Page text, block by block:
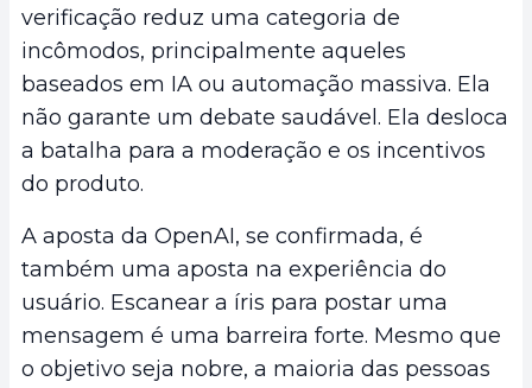
verificação reduz uma categoria de
incômodos, principalmente aqueles
baseados em IA ou automação massiva. Ela
não garante um debate saudável. Ela desloca
a batalha para a moderação e os incentivos
do produto.
A aposta da OpenAI, se confirmada, é
também uma aposta na experiência do
usuário. Escanear a íris para postar uma
mensagem é uma barreira forte. Mesmo que
o objetivo seja nobre, a maioria das pessoas